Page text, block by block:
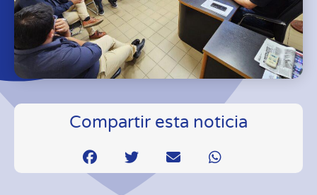
Compartir esta noticia